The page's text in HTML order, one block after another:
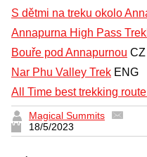
S dětmi na treku okolo
Annapurna High Pass
Bouře pod Annapurnou CZ
Nar Phu Valley Trek ENG
All Time best trekking
Magical Summits
18/5/2023